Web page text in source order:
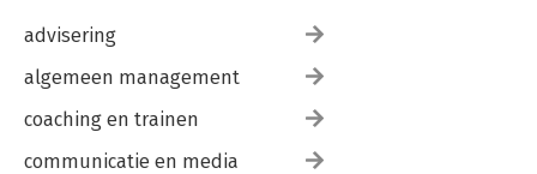
advisering
algemeen management
coaching en trainen
communicatie en media